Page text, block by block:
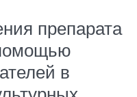
препарата
в